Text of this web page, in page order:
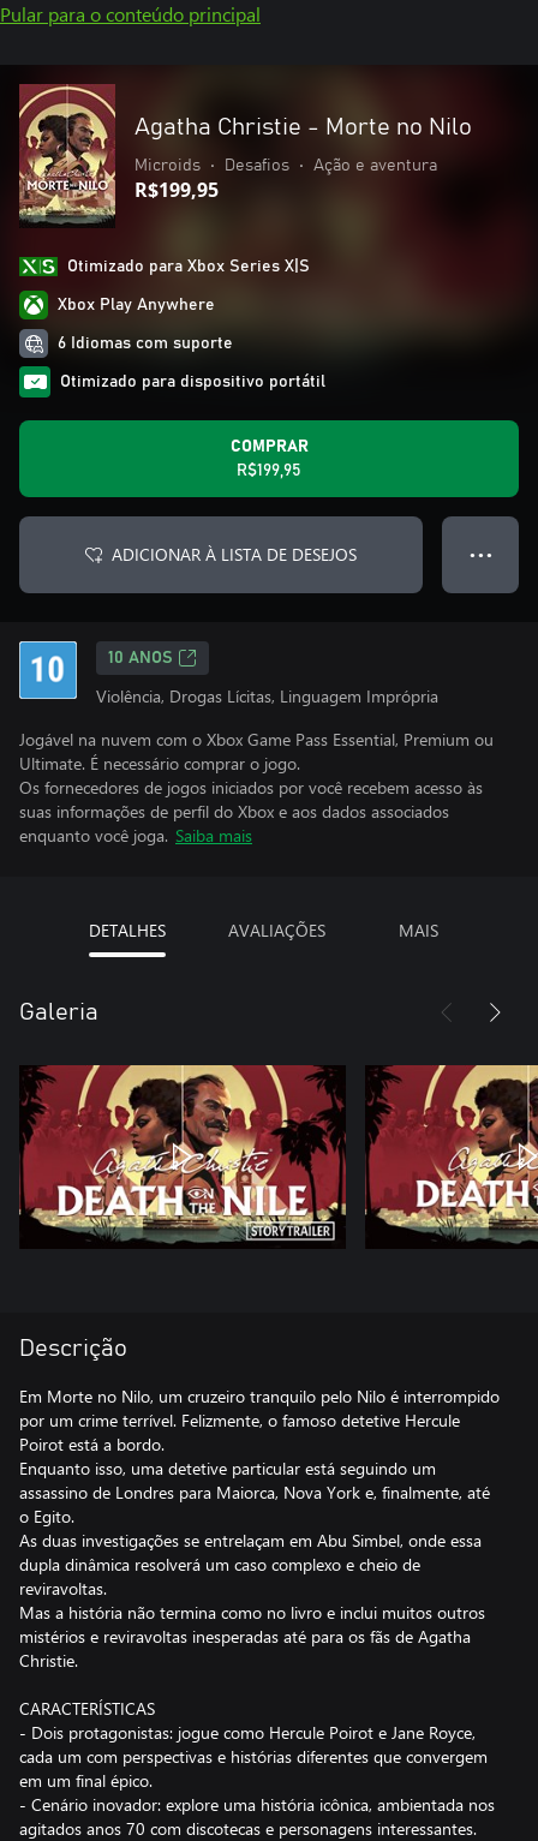
Pular para o conteúdo principal
Agatha Christie - Morte no Nilo
Microids • Desafios • Ação e aventura
R$199,95
Otimizado para Xbox Series X|S
Xbox Play Anywhere
6 Idiomas com suporte
Otimizado para dispositivo portátil
COMPRAR
R$199,95
ADICIONAR À LISTA DE DESEJOS ● ● ●
10 ANOS
Violência, Drogas Lícitas, Linguagem Imprópria
Jogável na nuvem com o Xbox Game Pass Essential, Premium ou
Ultimate. É necessário comprar o jogo.
Os fornecedores de jogos iniciados por você recebem acesso às
suas informações de perfil do Xbox e aos dados associados
enquanto você joga. Saiba mais
DETALHES AVALIAÇÕES MAIS
Galeria
Descrição
Em Morte no Nilo, um cruzeiro tranquilo pelo Nilo é interrompido
por um crime terrível. Felizmente, o famoso detetive Hercule
Poirot está a bordo.
Enquanto isso, uma detetive particular está seguindo um
assassino de Londres para Maiorca, Nova York e, finalmente, até
o Egito.
As duas investigações se entrelaçam em Abu Simbel, onde essa
dupla dinâmica resolverá um caso complexo e cheio de
reviravoltas.
Mas a história não termina como no livro e inclui muitos outros
mistérios e reviravoltas inesperadas até para os fãs de Agatha
Christie.
CARACTERÍSTICAS
- Dois protagonistas: jogue como Hercule Poirot e Jane Royce,
cada um com perspectivas e histórias diferentes que convergem
em um final épico.
- Cenário inovador: explore uma história icônica, ambientada nos
agitados anos 70 com discotecas e personagens interessantes.